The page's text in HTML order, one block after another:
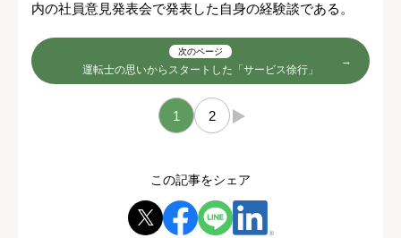
内の社員意見発表会で発表した自身の経験談である。
次のページ
運転士の思いからスタートした「サービス徐行」
1 2 →
この記事をシェア